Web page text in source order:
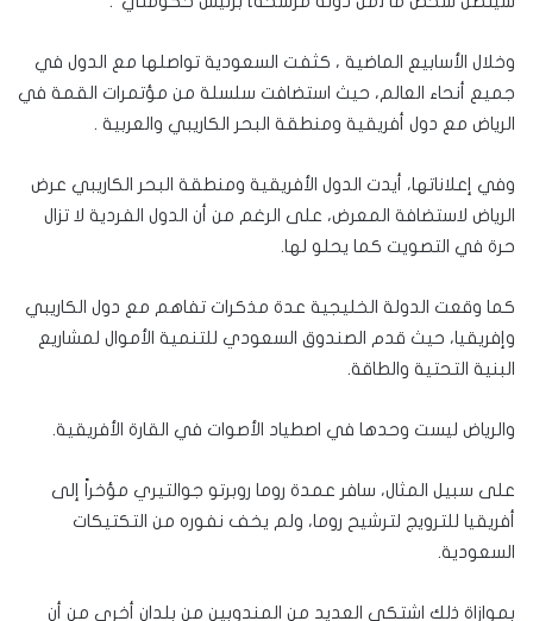
وخلال الأسابيع الماضية ، كثفت السعودية تواصلها مع الدول في
جميع أنحاء العالم، حيث استضافت سلسلة من مؤتمرات القمة في
الرياض مع دول أفريقية ومنطقة البحر الكاريبي والعربية .
وفي إعلاناتها، أيدت الدول الأفريقية ومنطقة البحر الكاريبي عرض
الرياض لاستضافة المعرض، على الرغم من أن الدول الفردية لا تزال
حرة في التصويت كما يحلو لها.
كما وقعت الدولة الخليجية عدة مذكرات تفاهم مع دول الكاريبي
وإفريقيا، حيث قدم الصندوق السعودي للتنمية الأموال لمشاريع
البنية التحتية والطاقة.
والرياض ليست وحدها في اصطياد الأصوات في القارة الأفريقية.
على سبيل المثال، سافر عمدة روما روبرتو جوالتيري مؤخراً إلى
أفريقيا للترويج لترشيح روما، ولم يخف نفوره من التكتيكات
السعودية.
بموازاة ذلك اشتكى العديد من المندوبين من بلدان أخرى من أن